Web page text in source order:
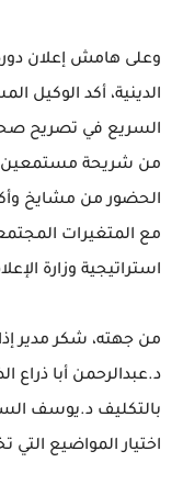
وعلى هامش إعلان دورة
الدينية، أكد الوكيل
السريع في تصريح
من شريحة مستمعين
الحضور من مشايخ
مع المتغيرات
استراتيجية وزارة
من جهته، شكر مدير
د.عبدالرحمن أبا ذراع
بالتكليف د.يوسف
اختيار المواضيع